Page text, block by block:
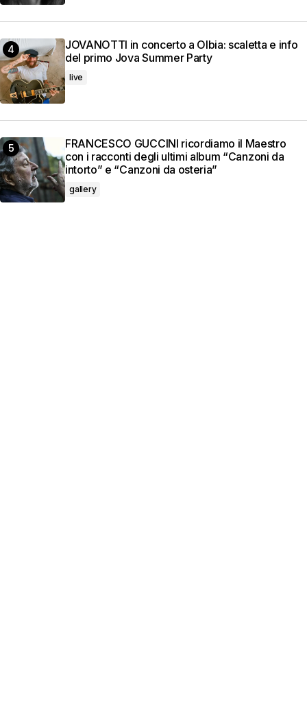
JOVANOTTI in concerto a Olbia: scaletta e info
del primo Jova Summer Party
live
FRANCESCO GUCCINI ricordiamo il Maestro
con i racconti degli ultimi album “Canzoni da
intorto” e “Canzoni da osteria”
gallery